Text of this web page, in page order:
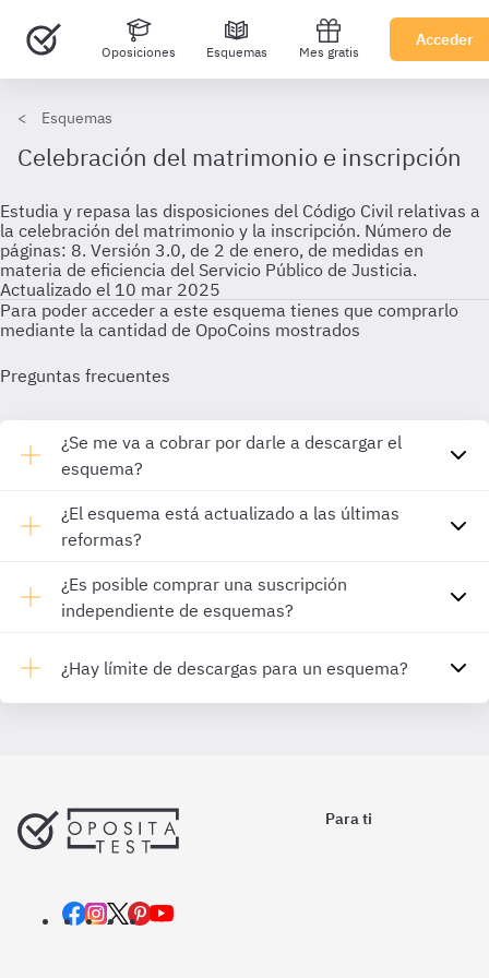
Oposiciones Esquemas Mes gratis
Acceder
Esquemas
Celebración del matrimonio e inscripción
Estudia y repasa las disposiciones del Código Civil relativas a
la celebración del matrimonio y la inscripción. Número de
páginas: 8. Versión 3.0, de 2 de enero, de medidas en
materia de eficiencia del Servicio Público de Justicia.
Actualizado el 10 mar 2025
Para poder acceder a este esquema tienes que comprarlo
mediante la cantidad de OpoCoins mostrados
Preguntas frecuentes
¿Se me va a cobrar por darle a descargar el
esquema?
¿El esquema está actualizado a las últimas
reformas?
¿Es posible comprar una suscripción
independiente de esquemas?
¿Hay límite de descargas para un esquema?
Para ti